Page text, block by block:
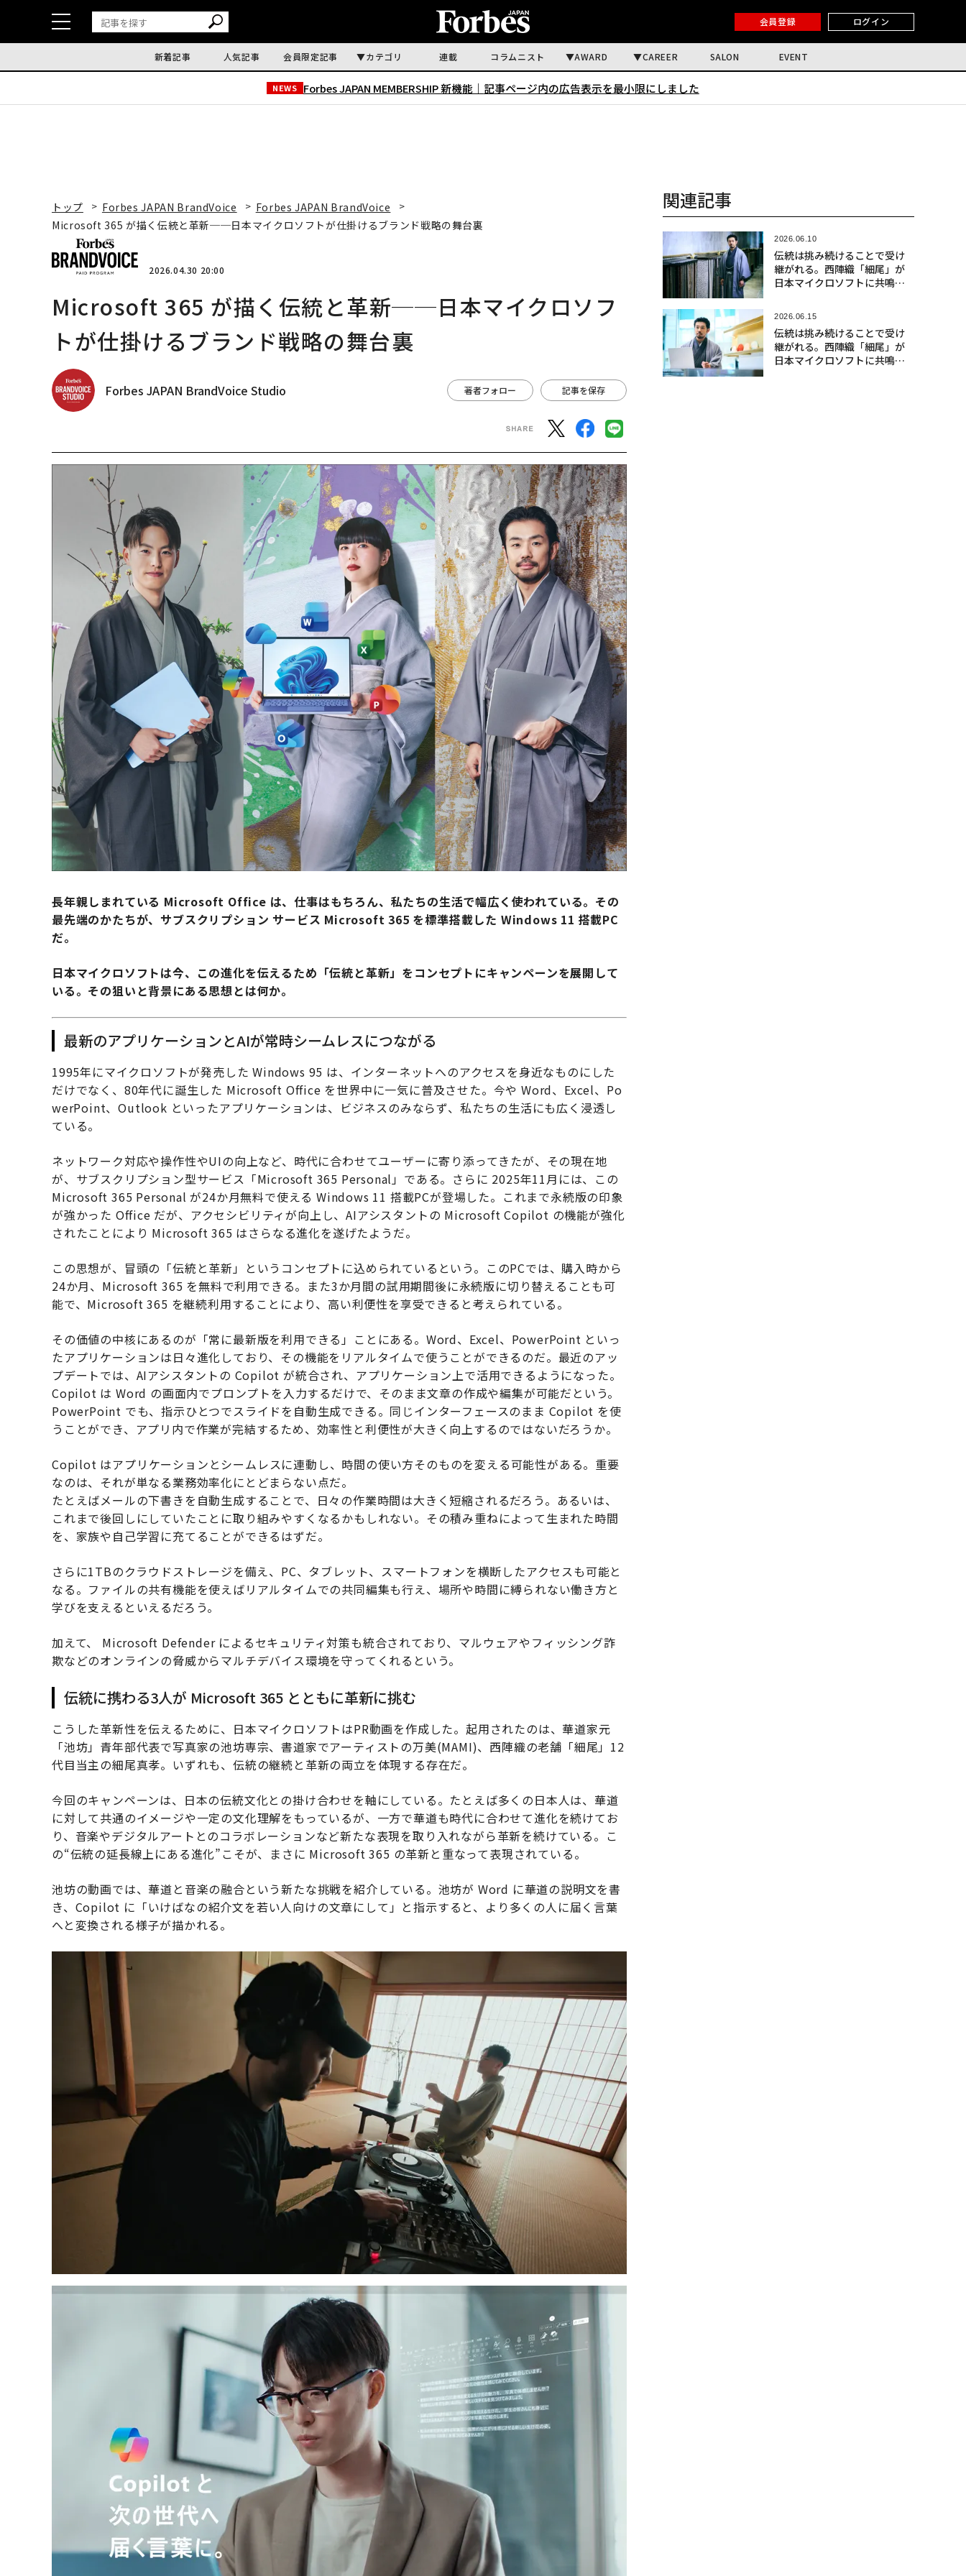
会員登録 ログイン
新着記事 人気記事 会員限定記事 カテゴリ 連載 コラムニスト AWARD CAREER SALON EVENT
NEWS Forbes JAPAN MEMBERSHIP 新機能｜ 記事ページ内の広告表示を最小限にしました
トップ Forbes JAPAN BrandVoice
Forbes JAPAN BrandVoice
Microsoft 365 が描く伝統と革新──日本マイクロソフトが仕掛けるブランド戦略の舞台裏
2026.04.30 20:00
Microsoft 365 が描く伝統と革新──日本マイクロソフ
トが仕掛けるブランド戦略の舞台裏
Forbes JAPAN BrandVoice Studio 著者フォロー 記事を保存
長年親しまれている Microsoft Office は、仕事はもちろん、私たちの生活で幅広く使われている。その
最先端のかたちが、サブスクリプション サービス Microsoft 365 を標準搭載した Windows 11 搭載PC
だ。
日本マイクロソフトは今、この進化を伝えるため「伝統と革新」をコンセプトにキャンペーンを展開して
いる。その狙いと背景にある思想とは何か。
最新のアプリケーションとAIが常時シームレスにつながる
1995年にマイクロソフトが発売した Windows 95 は、インターネットへのアクセスを身近なものにした
だけでなく、80年代に誕生した Microsoft Office を世界中に一気に普及させた。今や Word、Excel、Po
werPoint、Outlook といったアプリケーションは、ビジネスのみならず、私たちの生活にも広く浸透し
ている。
ネットワーク対応や操作性やUIの向上など、時代に合わせてユーザーに寄り添ってきたが、その現在地
が、サブスクリプション型サービス「Microsoft 365 Personal」である。さらに 2025年11月には、この
Microsoft 365 Personal が24か月無料で使える Windows 11 搭載PCが登場した。これまで永続版の印象
が強かった Office だが、アクセシビリティが向上し、AIアシスタントの Microsoft Copilot の機能が強化
されたことにより Microsoft 365 はさらなる進化を遂げたようだ。
この思想が、冒頭の「伝統と革新」というコンセプトに込められているという。このPCでは、購入時から
24か月、Microsoft 365 を無料で利用できる。また3か月間の試用期間後に永続版に切り替えることも可
能で、Microsoft 365 を継続利用することにより、高い利便性を享受できると考えられている。
その価値の中核にあるのが「常に最新版を利用できる」ことにある。Word、Excel、PowerPoint といっ
たアプリケーションは日々進化しており、その機能をリアルタイムで使うことができるのだ。最近のアッ
プデートでは、AIアシスタントの Copilot が統合され、アプリケーション上で活用できるようになった。
Copilot は Word の画面内でプロンプトを入力するだけで、そのまま文章の作成や編集が可能だという。
PowerPoint でも、指示ひとつでスライドを自動生成できる。同じインターフェースのまま Copilot を使
うことができ、アプリ内で作業が完結するため、効率性と利便性が大きく向上するのではないだろうか。
Copilot はアプリケーションとシームレスに連動し、時間の使い方そのものを変える可能性がある。重要
なのは、それが単なる業務効率化にとどまらない点だ。
たとえばメールの下書きを自動生成することで、日々の作業時間は大きく短縮されるだろう。あるいは、
これまで後回しにしていたことに取り組みやすくなるかもしれない。その積み重ねによって生まれた時間
を、家族や自己学習に充てることができるはずだ。
さらに1TBのクラウドストレージを備え、PC、タブレット、スマートフォンを横断したアクセスも可能と
なる。ファイルの共有機能を使えばリアルタイムでの共同編集も行え、場所や時間に縛られない働き方と
学びを支えるといえるだろう。
加えて、 Microsoft Defender によるセキュリティ対策も統合されており、マルウェアやフィッシング詐
欺などのオンラインの脅威からマルチデバイス環境を守ってくれるという。
伝統に携わる3人が Microsoft 365 とともに革新に挑む
こうした革新性を伝えるために、日本マイクロソフトはPR動画を作成した。起用されたのは、華道家元
「池坊」青年部代表で写真家の池坊専宗、書道家でアーティストの万美(MAMI)、西陣織の老舗「細尾」12
代目当主の細尾真孝。いずれも、伝統の継続と革新の両立を体現する存在だ。
今回のキャンペーンは、日本の伝統文化との掛け合わせを軸にしている。たとえば多くの日本人は、華道
に対して共通のイメージや一定の文化理解をもっているが、一方で華道も時代に合わせて進化を続けてお
り、音楽やデジタルアートとのコラボレーションなど新たな表現を取り入れながら革新を続けている。こ
の“伝統の延長線上にある進化”こそが、まさに Microsoft 365 の革新と重なって表現されている。
池坊の動画では、華道と音楽の融合という新たな挑戦を紹介している。池坊が Word に華道の説明文を書
き、Copilot に「いけばなの紹介文を若い人向けの文章にして」と指示すると、より多くの人に届く言葉
へと変換される様子が描かれる。
関連記事
2026.06.10
伝統は挑み続けることで受け
継がれる。西陣織「細尾」が
日本マイクロソフトに共鳴す
2026.06.15
伝統は挑み続けることで受け
継がれる。西陣織「細尾」が
日本マイクロソフトに共鳴す